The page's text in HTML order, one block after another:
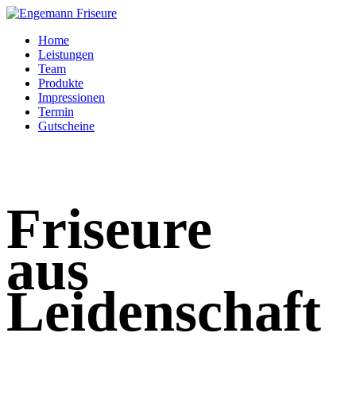
Home
Leistungen
Team
Produkte
Impressionen
Termin
Gutscheine
Friseure
aus
Leidenschaft